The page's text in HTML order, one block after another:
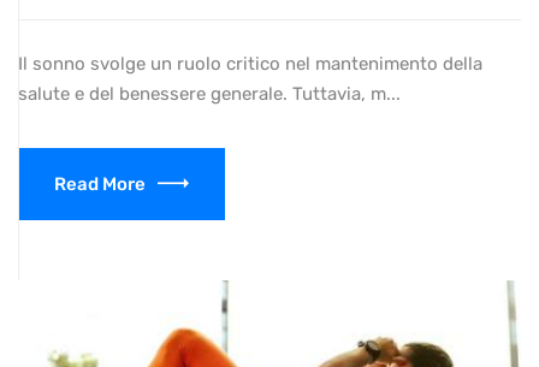
Il sonno svolge un ruolo critico nel mantenimento della
salute e del benessere generale. Tuttavia, m...
Read More